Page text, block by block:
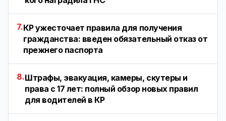
7.КР ужесточает правила для получения
гражданства: введен обязательный отказ от
прежнего паспорта
8.Штрафы, эвакуация, камеры, скутеры и
права с 17 лет: полный обзор новых правил
для водителей в КР